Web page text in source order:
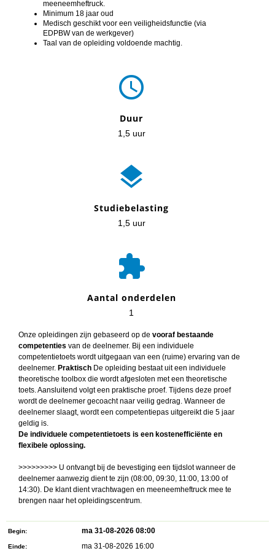
meeneemheftruck.
Minimum 18 jaar oud
Medisch geschikt voor een veiligheidsfunctie (via
EDPBW van de werkgever)
Taal van de opleiding voldoende machtig.

Duur
1,5 uur

Studiebelasting
1,5 uur

Aantal onderdelen
1
Onze opleidingen zijn gebaseerd op de vooraf bestaande
competenties van de deelnemer. Bij een individuele
competentietoets wordt uitgegaan van een (ruime) ervaring van de
deelnemer. Praktisch De opleiding bestaat uit een individuele
theoretische toolbox die wordt afgesloten met een theoretische
toets. Aansluitend volgt een praktische proef. Tijdens deze proef
wordt de deelnemer gecoacht naar veilig gedrag. Wanneer de
deelnemer slaagt, wordt een competentiepas uitgereikt die 5 jaar
geldig is.
De individuele competentietoets is een kostenefficiënte en
flexibele oplossing.
>>>>>>>>> U ontvangt bij de bevestiging een tijdslot wanneer de
deelnemer aanwezig dient te zijn (08:00, 09:30, 11:00, 13:00 of
14:30). De klant dient vrachtwagen en meeneemheftruck mee te
brengen naar het opleidingscentrum.
Begin ma 31-08-2026 08:00
Einde ma 31-08-2026 16:00